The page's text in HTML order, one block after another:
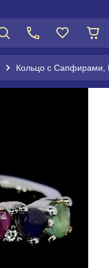
Кольцо с Сапфирами,